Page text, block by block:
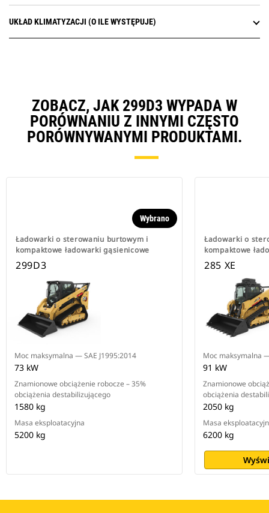
UKŁAD KLIMATYZACJI (O ILE WYSTĘPUJE)
ZOBACZ, JAK 299D3 WYPADA W
PORÓWNANIU Z INNYMI CZĘSTO
PORÓWNYWANYMI PRODUKTAMI.
Ładowarki o sterowaniu burtowym i
kompaktowe ładowarki gąsienicowe
Wybrano
299D3
Moc maksymalna — SAE J1995:2014
73 kW
Znamionowe obciążenie robocze – 35%
obciążenia destabilizującego
1580 kg
Masa eksploatacyjna
5200 kg
Ładowarki o
kompaktowe
285 XE
Moc maksymalna
91 kW
Znamionowe
obciążenia
2050 kg
Masa
6200 kg